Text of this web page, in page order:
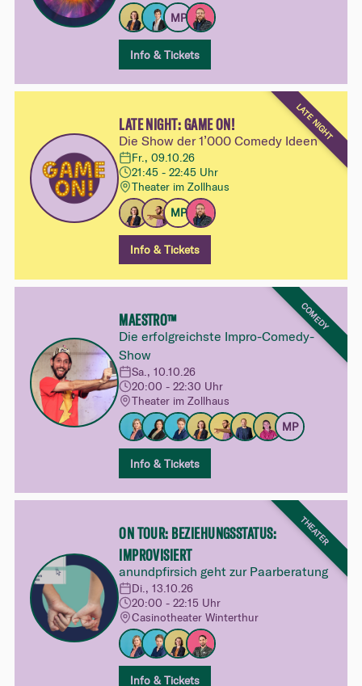
MP
Info & Tickets
LATE NIGHT
LATE NIGHT: GAME ON!
Die Show der 1’000 Comedy Ideen
Fr., 09.10.26
21:45 - 22:45 Uhr
Theater im Zollhaus
MP
Info & Tickets
COMEDY
MAESTRO™
Die erfolgreichste Impro-Comedy-
Show
Sa., 10.10.26
20:00 - 22:30 Uhr
Theater im Zollhaus
MP
Info & Tickets
THEATER
ON TOUR: BEZIEHUNGSSTATUS:
IMPROVISIERT
anundpfirsich geht zur Paarberatung
Di., 13.10.26
20:00 - 22:15 Uhr
Casinotheater Winterthur
Info & Tickets